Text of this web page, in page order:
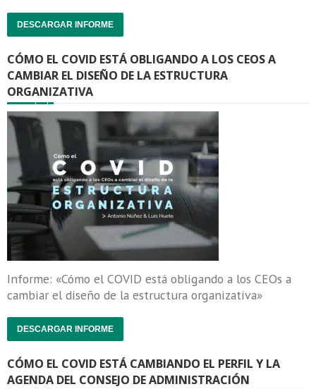
DESCARGAR INFORME
CÓMO EL COVID ESTÁ OBLIGANDO A LOS CEOS A
CAMBIAR EL DISEÑO DE LA ESTRUCTURA
ORGANIZATIVA
Informe: «Cómo el COVID está obligando a los CEOs a
cambiar el diseño de la estructura organizativa»
DESCARGAR INFORME
CÓMO EL COVID ESTÁ CAMBIANDO EL PERFIL Y LA
AGENDA DEL CONSEJO DE ADMINISTRACIÓN